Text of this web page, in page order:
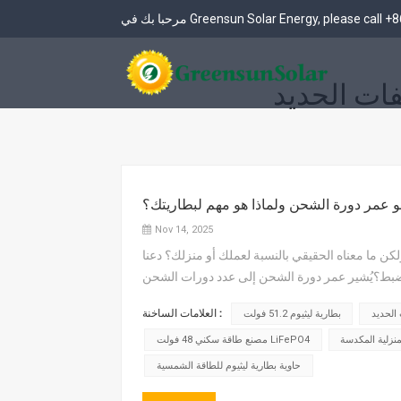
مرحبا بك في Greensun Solar Energy, please call
عمر دورة الشحن ولماذا هو مهم لبطاريتك؟
Nov 14, 2025
معناه الحقيقي بالنسبة لعملك أو منزلك؟ دعنا
عمر دورة الشحن إلى عدد دورات الشحن
العلامات الساخنة : بطارية ليثيوم 51.2 فولت
مصنع طاقة سكني 48 فولت LiFePO4 المكدسة
حاوية بطارية ليثيوم للطاقة الشمسية